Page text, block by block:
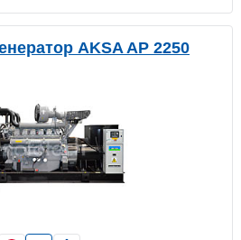
AKSA AP 2250